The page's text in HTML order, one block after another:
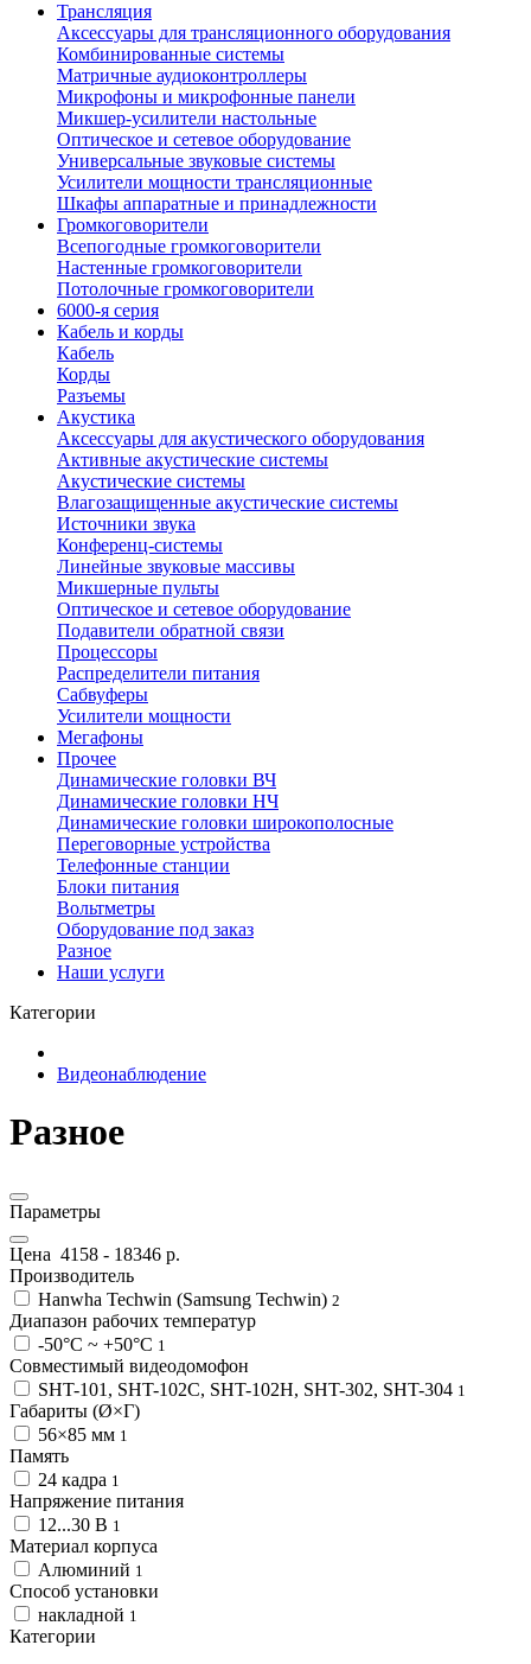
Трансляция
Аксессуары для трансляционного оборудования
Комбинированные системы
Матричные аудиоконтроллеры
Микрофоны и микрофонные панели
Микшер-усилители настольные
Оптическое и сетевое оборудование
Универсальные звуковые системы
Усилители мощности трансляционные
Шкафы аппаратные и принадлежности
Громкоговорители
Всепогодные громкоговорители
Настенные громкоговорители
Потолочные громкоговорители
6000-я серия
Кабель и корды
Кабель
Корды
Разъемы
Акустика
Аксессуары для акустического оборудования
Активные акустические системы
Акустические системы
Влагозащищенные акустические системы
Источники звука
Конференц-системы
Линейные звуковые массивы
Микшерные пульты
Оптическое и сетевое оборудование
Подавители обратной связи
Процессоры
Распределители питания
Сабвуферы
Усилители мощности
Мегафоны
Прочее
Динамические головки ВЧ
Динамические головки НЧ
Динамические головки широкополосные
Переговорные устройства
Телефонные станции
Блоки питания
Вольтметры
Оборудование под заказ
Разное
Наши услуги
Категории
Видеонаблюдение
Разное
Параметры
Цена 4158 - 18346 р.
Производитель
Hanwha Techwin (Samsung Techwin) 2
Диапазон рабочих температур
-50°С ~ +50°С 1
Совместимый видеодомофон
SHT-101, SHT-102C, SHT-102H, SHT-302, SHT-304 1
Габариты (Ø×Г)
56×85 мм 1
Память
24 кадра 1
Напряжение питания
12...30 В 1
Материал корпуса
Алюминий 1
Способ установки
накладной 1
Категории